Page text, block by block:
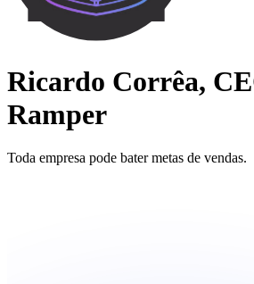
Ricardo Corrêa,
Ramper
Toda empresa pode bater metas de vendas.